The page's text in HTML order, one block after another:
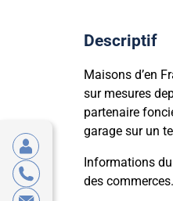
Descriptif
Maisons d’en
sur mesures
partenaire
garage sur un
Informations
des commerces.